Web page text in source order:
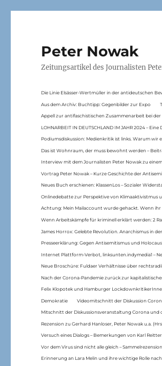
Peter Nowak
Zeitungsartikel des Journalisten
Die Linie Elsässer-Wertmüller in der antideutschen
Aus dem Archiv: Buchtipp: Gegenbilder zur Expo
Appell zur antifaschistischen Zusammenarbeit bei
LOHNARBEIT IN DEUTSCHLAND IM JAHR 2024 –
Podiumsdiskussion: Medienkritik ist links. Warum
Das ist Wohnraum, der muss bewohnt werden –
Interview mit dem Journalisten Peter Nowak zu
Vortrag Peter Nowak – Kurze Geschichte der
Neues Buch erschienen: KlassenLos – Sozialer
Onlinedebatte zur Perspektive von Klimaaktivistmus
Achtung: Mein Mailaccount wurde gehackt. Wenn
Wenn Arbeitskämpfe für kriminell erklärt werden: 2
James Horrox: Gelebte Revolution. Anarchismus in
Presseerklärung: Gegen Antisemitismus und
Internet Plattform-Verbot, linksunten.indymedia1 –
Neue Broschüre: Fuldaer Verhältnisse über
Nach der Corona-Pandemie zurück zur
Felix Klopotek und Hamburger
Demokratie Videomitschnitt der Diskussion
Mitschnitt der Diskussionsveranstaltung Corona und
Rezension zu Gerhard Hanloser, Peter Nowak u.a.
Versuch eines Dialogs – Bemerkungen von Karl
Vor dem Virus sind nicht alle gleich –
Erinnerung an Lara Melin und ihre wichtige Rolle